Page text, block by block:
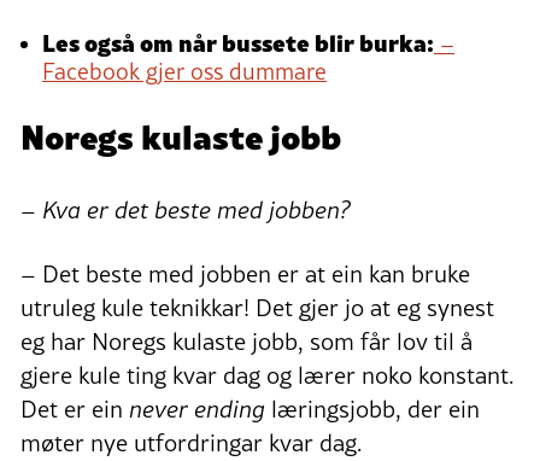
Les også om når bussete blir burka: –
Facebook gjer oss dummare
Noregs kulaste jobb
– Kva er det beste med jobben?
– Det beste med jobben er at ein kan bruke
utruleg kule teknikkar! Det gjer jo at eg synest
eg har Noregs kulaste jobb, som får lov til å
gjere kule ting kvar dag og lærer noko konstant.
Det er ein never ending læringsjobb, der ein
møter nye utfordringar kvar dag.